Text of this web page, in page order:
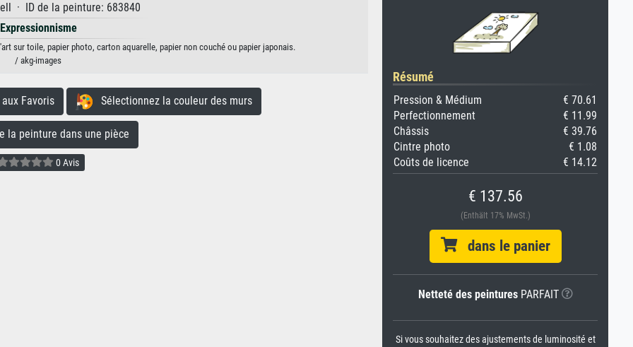
· ID de la peinture: 683840
Expressionnisme
sur toile, papier photo, carton aquarelle, papier non couché ou papier japonais.
/ akg-images
Favoris Sélectionnez la couleur des murs
peinture dans une pièce
0 Avis
Résumé
Pression & Médium
€ 70.61
Perfectionnement
€ 11.99
Châssis
€ 39.76
Cintre photo
€ 1.08
Coûts de licence
€ 14.12
€ 137.56
(Enthält 17% MwSt.)
dans le panier
Netteté des peinturesPARFAIT
Si vous souhaitez des ajustements de luminosité et